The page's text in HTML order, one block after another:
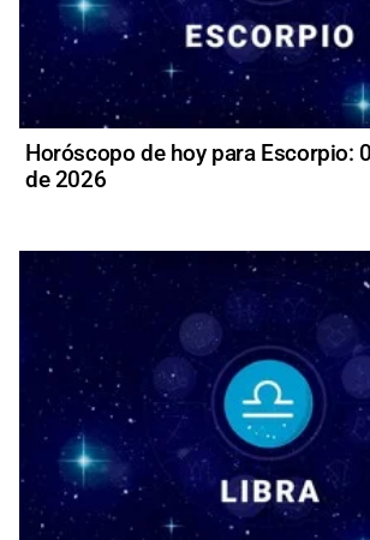
Horóscopo de hoy para Escorpio:
de 2026